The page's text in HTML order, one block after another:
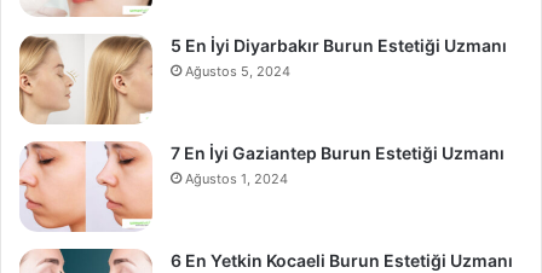
5 En İyi Diyarbakır Burun Estetiği Uzmanı
Ağustos 5, 2024
7 En İyi Gaziantep Burun Estetiği Uzmanı
Ağustos 1, 2024
6 En Yetkin Kocaeli Burun Estetiği Uzmanı